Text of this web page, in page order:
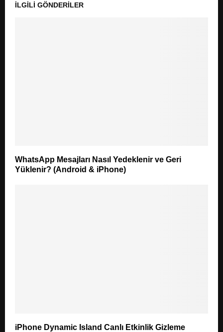
İLGILI GÖNDERILER
WhatsApp Mesajları Nasıl Yedeklenir ve Geri
Yüklenir? (Android & iPhone)
iPhone Dynamic Island Canlı Etkinlik Gizleme